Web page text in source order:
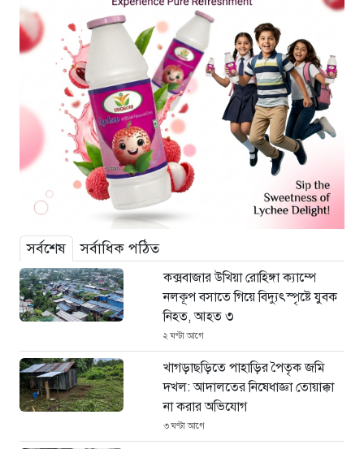
সর্বশেষ সর্বাধিক পঠিত
কক্সবাজার উখিয়া রোহিঙ্গা ক্যাম্পে
নলকূপ বসাতে গিয়ে বিদ্যুৎস্পৃষ্টে যুবক
নিহত, আহত ৩
২ ঘণ্টা আগে
খাগড়াছড়িতে পাহাড়ির পৈতৃক জমি
দখল: আদালতের নিষেধাজ্ঞা তোয়াক্কা
না করার অভিযোগ
৩ ঘণ্টা আগে